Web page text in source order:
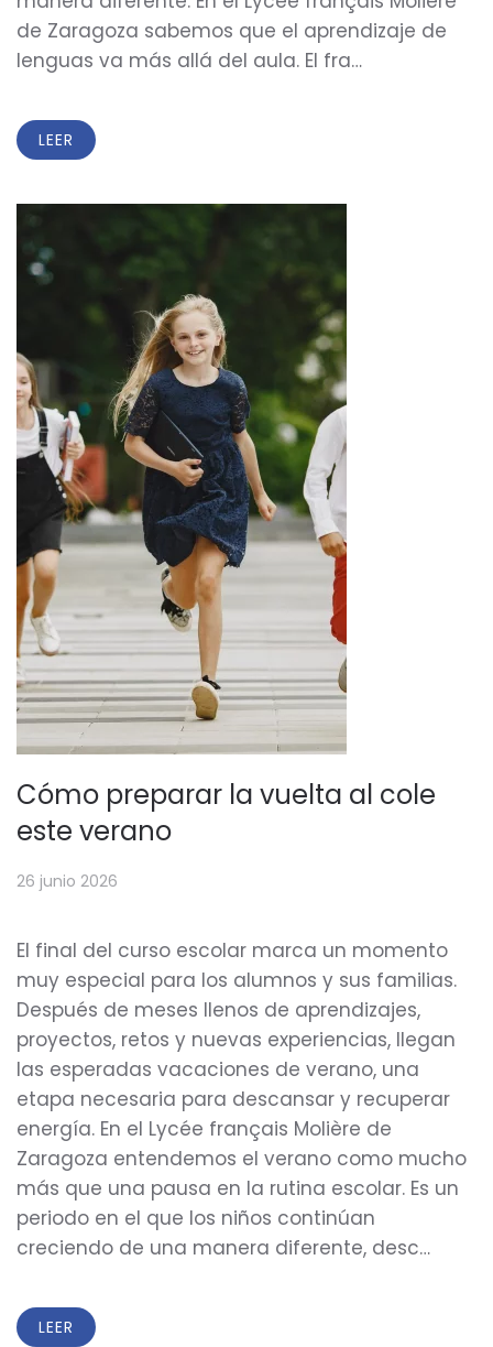
de Zaragoza sabemos que el aprendizaje de
lenguas va más allá del aula. El fra…
LEER
Cómo preparar la vuelta al cole
este verano
26 junio 2026
El final del curso escolar marca un momento
muy especial para los alumnos y sus familias.
Después de meses llenos de aprendizajes,
proyectos, retos y nuevas experiencias, llegan
las esperadas vacaciones de verano, una
etapa necesaria para descansar y recuperar
energía. En el Lycée français Molière de
Zaragoza entendemos el verano como mucho
más que una pausa en la rutina escolar. Es un
periodo en el que los niños continúan
creciendo de una manera diferente, desc…
LEER